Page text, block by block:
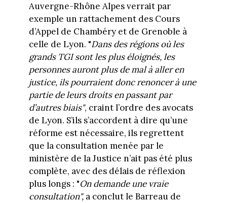
Auvergne-Rhône Alpes verrait par
exemple un rattachement des Cours
d’Appel de Chambéry et de Grenoble à
celle de Lyon. "Dans des régions où les
grands TGI sont les plus éloignés, les
personnes auront plus de mal à aller en
justice, ils pourraient donc renoncer à une
partie de leurs droits en passant par
d’autres biais", craint l’ordre des avocats
de Lyon. S’ils s’accordent à dire qu’une
réforme est nécessaire, ils regrettent
que la consultation menée par le
ministère de la Justice n’ait pas été plus
complète, avec des délais de réflexion
plus longs : "On demande une vraie
consultation",a conclut le Barreau de